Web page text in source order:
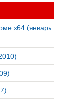
x64 (январь